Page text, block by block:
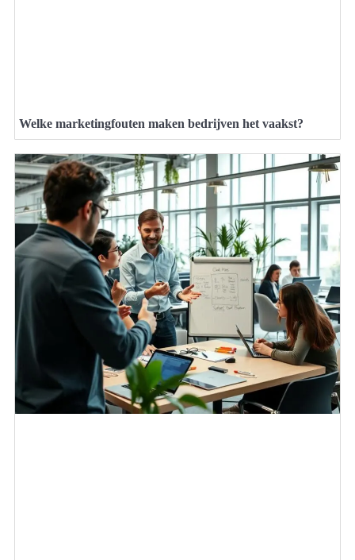
Welke marketingfouten maken bedrijven het vaakst?